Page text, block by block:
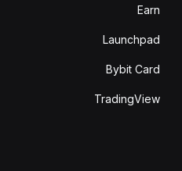
Earn
Launchpad
Bybit Card
TradingView